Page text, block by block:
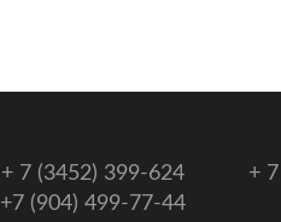
+ 7 (3452) 399-624
+7 (904) 499-77-44
+